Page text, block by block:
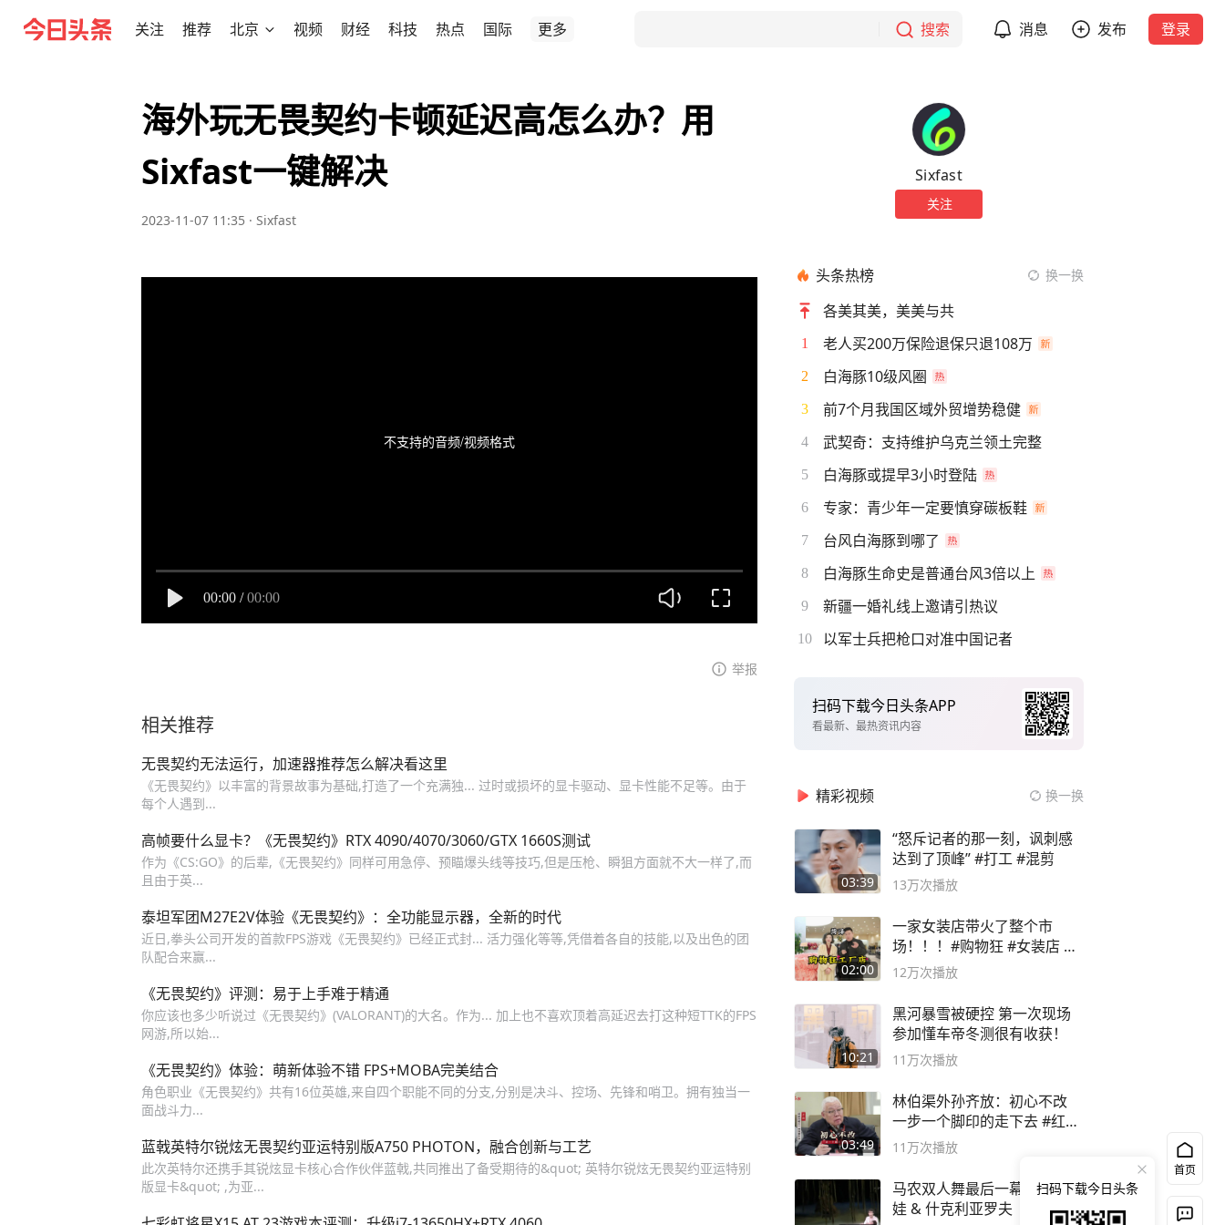
关注 推荐 北京 视频 财经 科技 热点 国际 更多 搜索 消息 发布 登录
海外玩无畏契约卡顿延迟高怎么办？用
Sixfast一键解决
2023-11-07 11:35 · Sixfast
不支持的音频/视频格式
00:00 / 00:00
举报
相关推荐
无畏契约无法运行，加速器推荐怎么解决看这里
《无畏契约》以丰富的背景故事为基础,打造了一个充满独... 过时或损坏的显卡驱动、显卡性能不足等。由于
每个人遇到...
高帧要什么显卡？《无畏契约》RTX 4090/4070/3060/GTX 1660S测试
作为《CS:GO》的后辈,《无畏契约》同样可用急停、预瞄爆头线等技巧,但是压枪、瞬狙方面就不大一样了,而
且由于英...
泰坦军团M27E2V体验《无畏契约》：全功能显示器，全新的时代
近日,拳头公司开发的首款FPS游戏《无畏契约》已经正式封... 活力强化等等,凭借着各自的技能,以及出色的团
队配合来赢...
《无畏契约》评测：易于上手难于精通
你应该也多少听说过《无畏契约》(VALORANT)的大名。作为... 加上也不喜欢顶着高延迟去打这种短TTK的FPS
网游,所以始...
《无畏契约》体验：萌新体验不错 FPS+MOBA完美结合
角色职业《无畏契约》共有16位英雄,来自四个职能不同的分支,分别是决斗、控场、先锋和哨卫。拥有独当一
面战斗力...
蓝戟英特尔锐炫无畏契约亚运特别版A750 PHOTON，融合创新与工艺
此次英特尔还携手其锐炫显卡核心合作伙伴蓝戟,共同推出了备受期待的&quot; 英特尔锐炫无畏契约亚运特别
版显卡&quot; ,为亚...
Sixfast
关注
头条热榜 换一换
各美其美，美美与共
1 老人买200万保险退保只退108万
2 白海豚10级风圈
3 前7个月我国区域外贸增势稳健
4 武契奇：支持维护乌克兰领土完整
5 白海豚或提早3小时登陆
6 专家：青少年一定要慎穿碳板鞋
7 台风白海豚到哪了
8 白海豚生命史是普通台风3倍以上
9 新疆一婚礼线上邀请引热议
10 以军士兵把枪口对准中国记者
扫码下载今日头条APP
看最新、最热资讯内容
精彩视频 换一换
03:39
“怒斥记者的那一刻，讽刺感
达到了顶峰” #打工 #混剪
13万次播放
02:00
一家女装店带火了整个市
场！！！#购物狂 #女装店 #
高品质女装
12万次播放
10:21
黑河暴雪被硬控 第一次现场
参加懂车帝冬测很有收获！
11万次播放
03:49
林伯渠外孙齐放：初心不改
一步一个脚印的走下去 #红船
论坛
11万次播放
马农双人舞最后一幕-奥西波
娃 & 什克利亚罗夫
首页
扫码下载今日头条